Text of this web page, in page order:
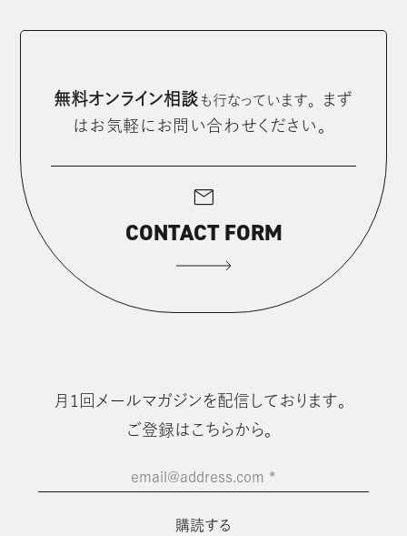
無料オンライン相談も⾏なっています。
まず
はお気軽にお問い合わせください。
mail
CONTACT FORM
⽉1回メールマガジンを配信しております。
ご登録はこちらから。
email@address.com
*